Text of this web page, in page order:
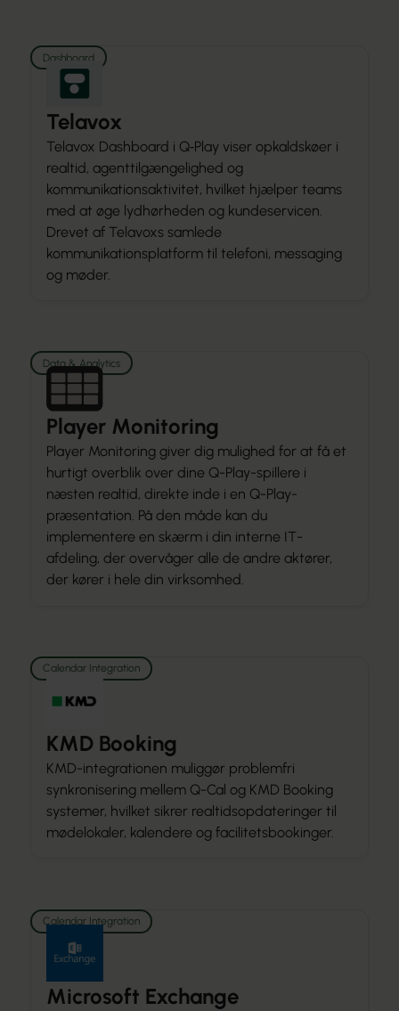
Dashboard
Telavox
Telavox Dashboard i Q‑Play viser opkaldskøer i
realtid, agenttilgængelighed og
kommunikationsaktivitet, hvilket hjælper teams
med at øge lydhørheden og kundeservicen.
Drevet af Telavoxs samlede
kommunikationsplatform til telefoni, messaging
og møder.
Data & Analytics
Player Monitoring
Player Monitoring giver dig mulighed for at få et
hurtigt overblik over dine Q-Play-spillere i
næsten realtid, direkte inde i en Q-Play-
præsentation. På den måde kan du
implementere en skærm i din interne IT-
afdeling, der overvåger alle de andre aktører,
der kører i hele din virksomhed.
Calendar Integration
KMD Booking
KMD-integrationen muliggør problemfri
synkronisering mellem Q-Cal og KMD Booking
systemer, hvilket sikrer realtidsopdateringer til
mødelokaler, kalendere og facilitetsbookinger.
Calendar Integration
Microsoft Exchange